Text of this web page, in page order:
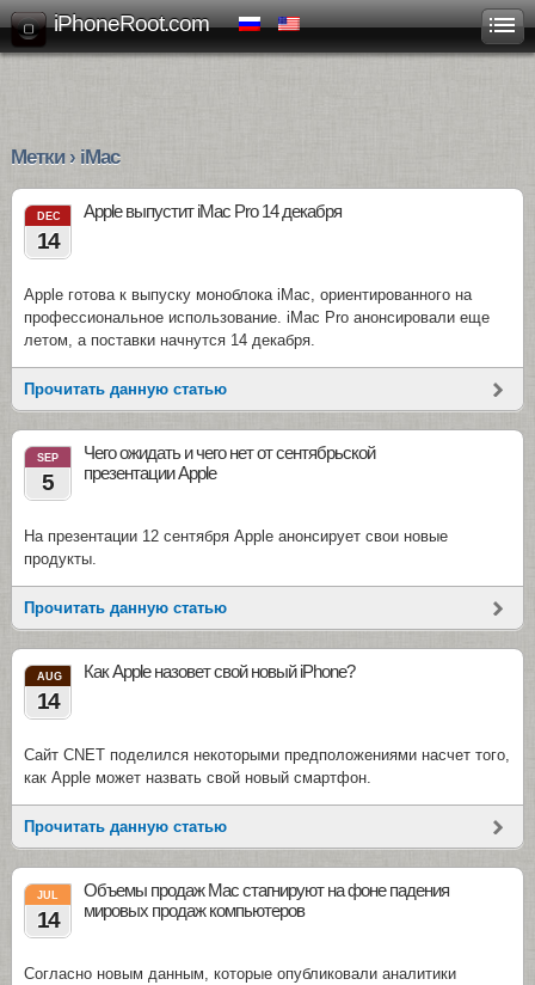
iPhoneRoot.com
Метки › iMac
DEC
14
Apple выпустит iMac Pro 14 декабря
Apple готова к выпуску моноблока iMac, ориентированного на
профессиональное использование. iMac Pro анонсировали еще
летом, а поставки начнутся 14 декабря.
Прочитать данную статью
SEP
5
Чего ожидать и чего нет от сентябрьской
презентации Apple
На презентации 12 сентября Apple анонсирует свои новые
продукты.
Прочитать данную статью
AUG
14
Как Apple назовет свой новый iPhone?
Сайт CNET поделился некоторыми предположениями насчет того,
как Apple может назвать свой новый смартфон.
Прочитать данную статью
JUL
14
Объемы продаж Mac стагнируют на фоне падения
мировых продаж компьютеров
Согласно новым данным, которые опубликовали аналитики